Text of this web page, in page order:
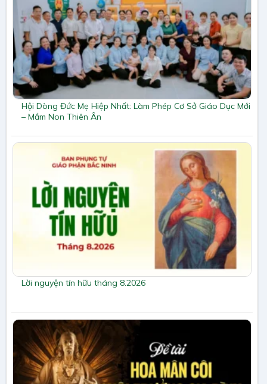
Hội Dòng Đức Mẹ Hiệp Nhất: Làm Phép Cơ Sở Giáo Dục Mới
– Mầm Non Thiên Ân
Lời nguyện tín hữu tháng 8.2026